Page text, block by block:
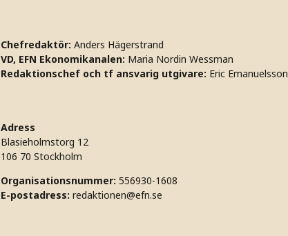
Chefredaktör: Anders Hägerstrand
VD, EFN Ekonomikanalen: Maria Nordin Wessman
Redaktionschef och tf ansvarig utgivare: Eric Emanuelsson
Adress
Blasieholmstorg 12
106 70 Stockholm
Organisationsnummer: 556930-1608
E-postadress: redaktionen@efn.se